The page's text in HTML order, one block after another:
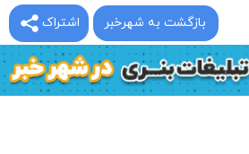
اشتراک بازگشت به شهرخبر